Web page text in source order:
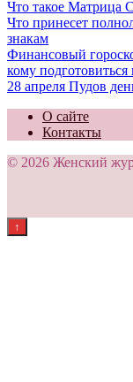
Что такое Матрица
Что принесет
знакам
Финансовый
кому подготовиться
28 апреля Пудов
О сайте
Контакты
© 2026 Женский